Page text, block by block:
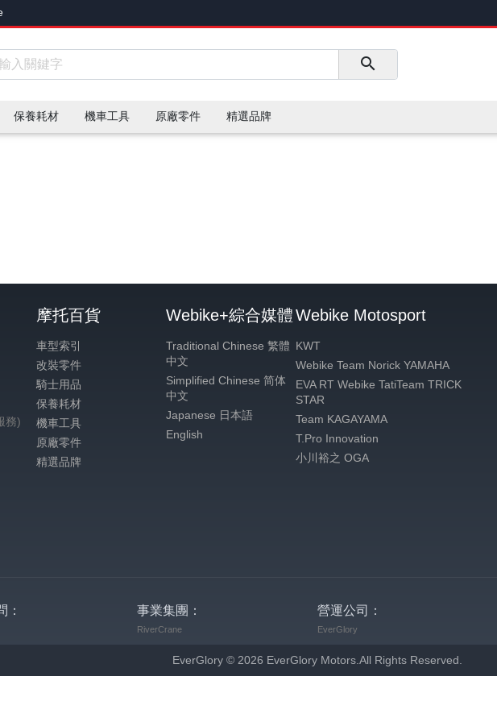
保養耗材 機車工具 原廠零件 精選品牌
務)
摩托百貨
車型索引
改裝零件
騎士用品
保養耗材
機車工具
原廠零件
精選品牌
Webike+綜合媒體
Traditional Chinese 繁體
中文
Simplified Chinese 简体
中文
Japanese 日本語
English
Webike Motosport
KWT
Webike Team Norick YAMAHA
EVA RT Webike TatiTeam TRICK
STAR
Team KAGAYAMA
T.Pro Innovation
小川裕之 OGA
： 事業集團：
RiverCrane
營運公司：
EverGlory
EverGlory © 2026 EverGlory Motors.All Rights Reserved.